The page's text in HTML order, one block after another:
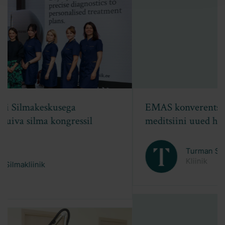
EMAS konverents 2026: Esteetilise
meditsiini uued horisondid